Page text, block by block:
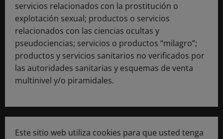
servicios relacionados con la prostitución o
explotación sexual; productos o servicios
relacionados con las ciencias ocultas y
pseudociencias; servicios o productos “milagro”;
productos y servicios sanitarios no verificados por
las autoridades sanitarias y esquemas de venta
multinivel y/o piramidales.
Este sitio web utiliza cookies para que usted tenga